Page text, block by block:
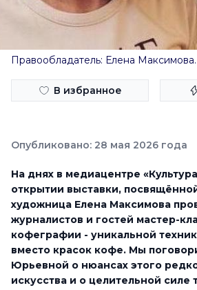
Правообладатель: Елена Максимова.
В избранное
Опубликовано: 28 мая 2026 года
На днях в медиацентре
открытии выставки,
художница Елена Максимова
журналистов и гостей мастер-
кофеграфии - уникальной
вместо красок кофе. Мы
Юрьевной о нюансах этого
искусства и о целительной силе